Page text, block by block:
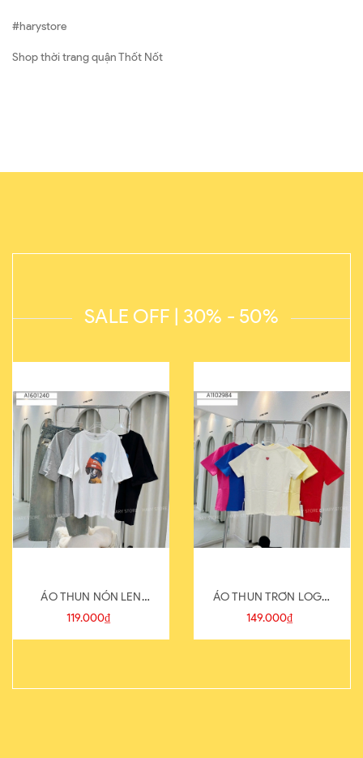
#harystore
Shop thời trang quận Thốt Nốt
SALE OFF | 30% - 50%
ÁO THUN NÓN LEN
821-1
119.000₫
ÁO THUN TRƠN LOGO
SAU
149.000₫